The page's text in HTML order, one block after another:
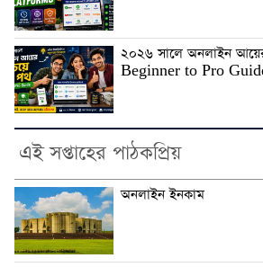
২০২৬ সালে অনলাইন আয়ের
Beginner to Pro
এই সপ্তাহের পাঠকপ্রিয়
অনলাইন ইনকাম